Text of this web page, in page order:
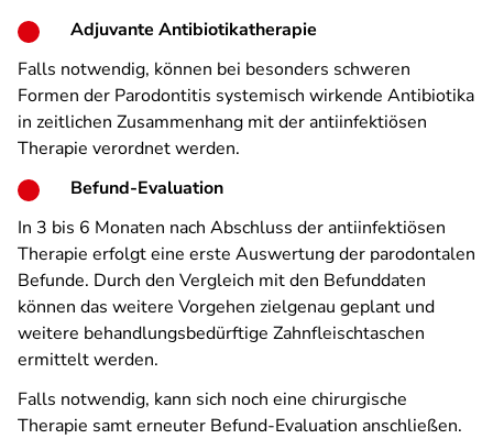
Adjuvante Antibiotikatherapie
Falls notwendig, können bei besonders schweren
Formen der Parodontitis systemisch wirkende Antibiotika
in zeitlichen Zusammenhang mit der antiinfektiösen
Therapie verordnet werden.
Befund-Evaluation
In 3 bis 6 Monaten nach Abschluss der antiinfektiösen
Therapie erfolgt eine erste Auswertung der parodontalen
Befunde. Durch den Vergleich mit den Befunddaten
können das weitere Vorgehen zielgenau geplant und
weitere behandlungsbedürftige Zahnfleischtaschen
ermittelt werden.
Falls notwendig, kann sich noch eine chirurgische
Therapie samt erneuter Befund-Evaluation anschließen.